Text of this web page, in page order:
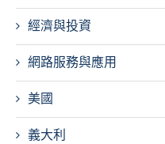
經濟與投資
網路服務與應用
美國
義大利